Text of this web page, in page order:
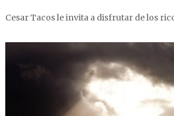
Cesar Tacos le invita a disfrutar de los